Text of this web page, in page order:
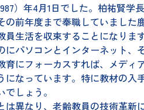
）年4月1日でした。柏祐賢
前年度まで奉職していまし
生活を収束することになります
パソコンとインターネット
にフォーカスすれば、メデ
なっています。特に教材の
しょう。
異なり、老齢教員の技術革